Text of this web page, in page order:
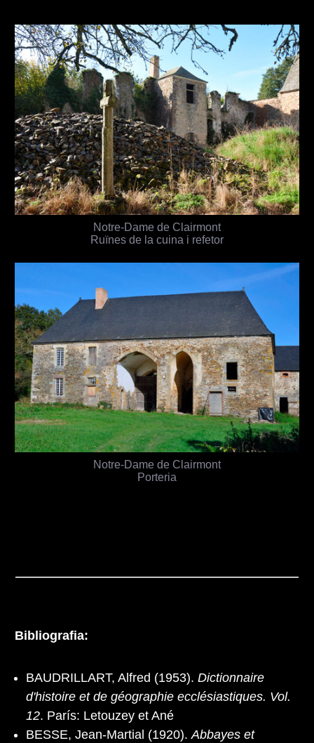
Notre-Dame de Clairmont
Ruïnes de la cuina i refetor
Notre-Dame de Clairmont
Porteria
Bibliografia:
BAUDRILLART, Alfred (1953). Dictionnaire
d'histoire et de géographie ecclésiastiques. Vol.
12. París: Letouzey et Ané
BESSE, Jean-Martial (1920).Abbayes et